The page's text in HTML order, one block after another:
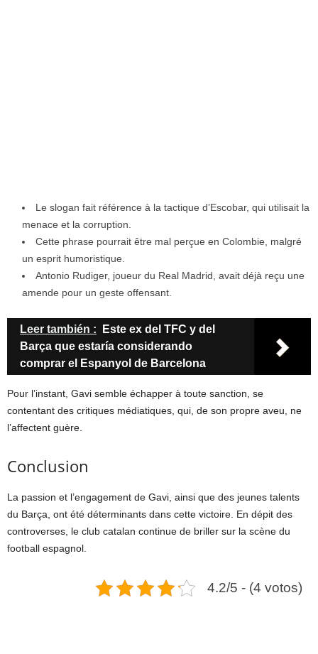
Le slogan fait référence à la tactique d’Escobar, qui utilisait la
menace et la corruption.
Cette phrase pourrait être mal perçue en Colombie, malgré
un esprit humoristique.
Antonio Rudiger, joueur du Real Madrid, avait déjà reçu une
amende pour un geste offensant.
Leer también :
Este ex del TFC y del
Barça que estaría considerando
comprar el Espanyol de Barcelona
Pour l’instant, Gavi semble échapper à toute sanction, se
contentant des critiques médiatiques, qui, de son propre aveu, ne
l’affectent guère.
Conclusion
La passion et l’engagement de Gavi, ainsi que des jeunes talents
du Barça, ont été déterminants dans cette victoire. En dépit des
controverses, le club catalan continue de briller sur la scène du
football espagnol.
4.2/5 - (4 votos)